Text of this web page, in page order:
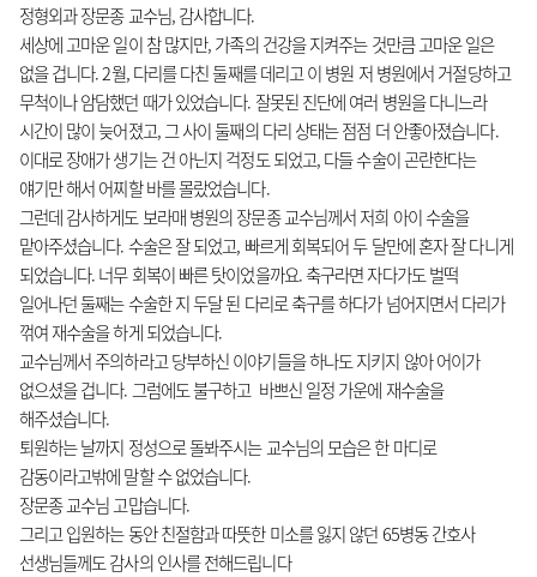
정형외과 장문종 교수님, 감사합니다.
세상에 고마운 일이 참 많지만, 가족의 건강을 지켜주는 것만큼 고마운 일은
없을 겁니다. 2월, 다리를 다친 둘째를 데리고 이 병원 저 병원에서 거절당하고
무척이나 암담했던 때가 있었습니다. 잘못된 진단에 여러 병원을 다니느라
시간이 많이 늦어졌고, 그 사이 둘째의 다리 상태는 점점 더 안좋아졌습니다.
이대로 장애가 생기는 건 아닌지 걱정도 되었고, 다들 수술이 곤란한다는
얘기만 해서 어찌할 바를 몰랐었습니다.
그런데 감사하게도 보라매 병원의 장문종 교수님께서 저희 아이 수술을
맡아주셨습니다. 수술은 잘 되었고, 빠르게 회복되어 두 달만에 혼자 잘 다니게
되었습니다. 너무 회복이 빠른 탓이었을까요. 축구라면 자다가도 벌떡
일어나던 둘째는 수술한 지 두달 된 다리로 축구를 하다가 넘어지면서 다리가
꺾여 재수술을 하게 되었습니다.
교수님께서 주의하라고 당부하신 이야기들을 하나도 지키지 않아 어이가
없으셨을 겁니다. 그럼에도 불구하고 바쁘신 일정 가운에 재수술을
해주셨습니다.
퇴원하는 날까지 정성으로 돌봐주시는 교수님의 모습은 한 마디로
감동이라고밖에 말할 수 없었습니다.
장문종 교수님 고맙습니다.
그리고 입원하는 동안 친절함과 따뜻한 미소를 잃지 않던 65병동 간호사
선생님들께도 감사의 인사를 전해드립니다